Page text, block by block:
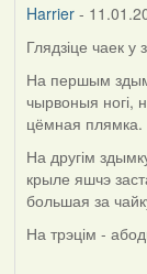
Harrier-
In
reply
to
by
Глядзіце чаек у
На першым
чырвоныя ногі,
цёмная плямка.
На другім
крыле яшчэ
большая за
На трэцім -